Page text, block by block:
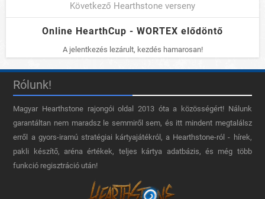
Következő Hearthstone verseny
Online HearthCup - WORTEX elődöntő
A jelentkezés lezárult, kezdés hamarosan!
Rólunk!
Magyar Hearthstone​ rajongói oldal 2013 óta a közösségért! Nálunk
garantáltan nem maradsz le semmiről sem, és itt mindent megtalálsz
erről a gyors-iramú stratégiai kártyajátékról, a Hearthstone-ról - hírek,
pakli készítő, aréna értékek, teljes kártya adatbázis, és még több
funkció regisztráció után!